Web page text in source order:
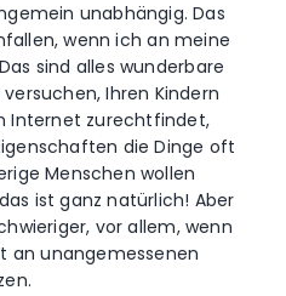
unabhängig. Das
wenn ich an meine
sind alles wunderbare
Ihren Kindern
Internet zurechtfindet,
die Dinge oft
Menschen wollen
ist ganz natürlich! Aber
vor allem, wenn
an unangemessenen